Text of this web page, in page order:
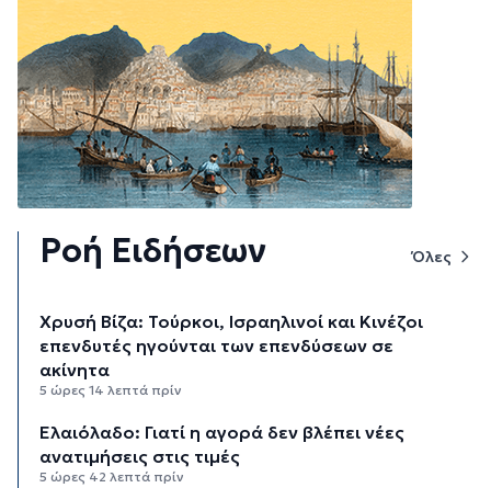
Ροή Ειδήσεων Όλες
Χρυσή Βίζα: Τούρκοι, Ισραηλινοί και Κινέζοι
επενδυτές ηγούνται των επενδύσεων σε
ακίνητα
5 ώρες 14 λεπτά πρίν
Ελαιόλαδο: Γιατί η αγορά δεν βλέπει νέες
ανατιμήσεις στις τιμές
5 ώρες 42 λεπτά πρίν